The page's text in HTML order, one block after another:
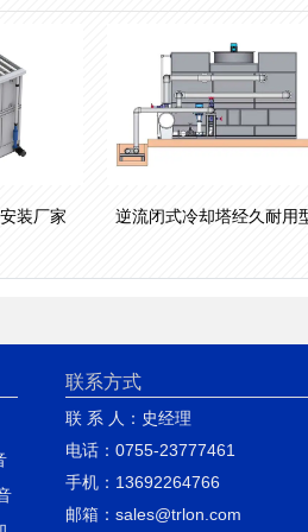
装厂家 逆流闭式冷却塔经久耐用
联系方式
联 系 人：史经理
电话：0755-23777461
手机：13692264766
邮箱：sales@trlon.com